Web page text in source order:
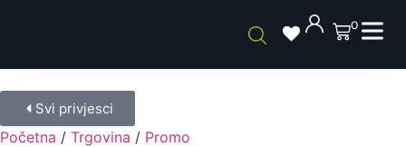
0
Svi privjesci
Početna / Trgovina / Promo